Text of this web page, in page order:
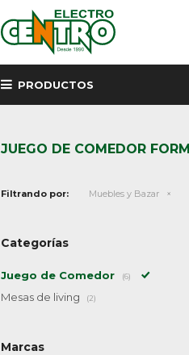
PRODUCTOS
JUEGO DE COMEDOR
Filtrando por: Muebles y Bazar
Categorías
Juego de Comedor (6)
Mesas de living (2)
Marcas